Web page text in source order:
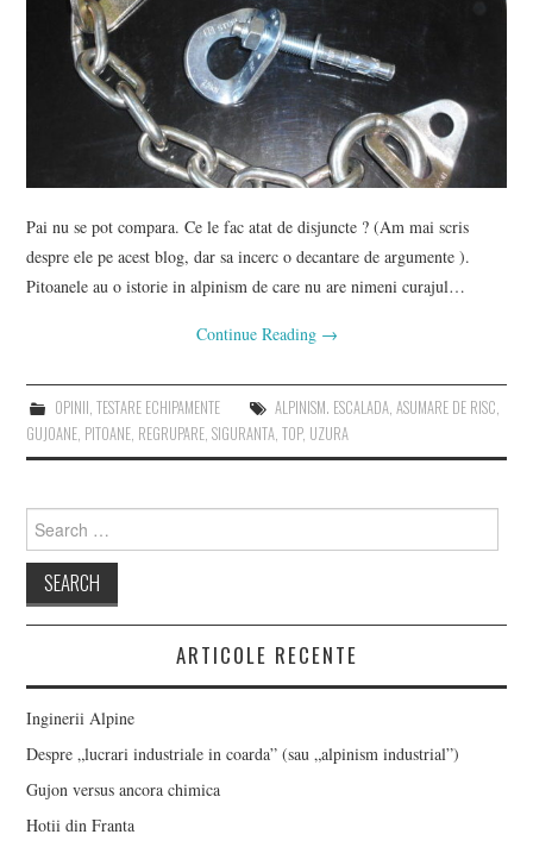
Pai nu se pot compara. Ce le fac atat de disjuncte ? (Am mai scris
despre ele pe acest blog, dar sa incerc o decantare de argumente ).
Pitoanele au o istorie in alpinism de care nu are nimeni curajul…
Continue Reading →
OPINII, TESTARE ECHIPAMENTE ALPINISM. ESCALADA, ASUMARE DE RISC,
GUJOANE, PITOANE, REGRUPARE,SIGURANTA,TOP, UZURA
Search
for:
ARTICOLE RECENTE
Inginerii Alpine
Despre „lucrari industriale in coarda” (sau „alpinism industrial”)
Gujon versus ancora chimica
Hotii din Franta